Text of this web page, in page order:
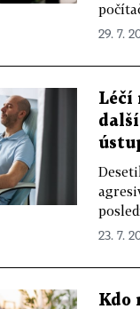
29. 7.
Léčí
23. 7.
Kdo